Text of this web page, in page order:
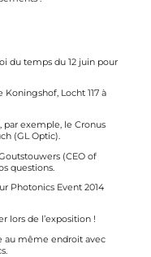
du temps du 12 juin pour
Locht 117 à
exemple, le Cronus
(GL Optic).
(CEO of
questions.
Photonics Event 2014
lors de l’exposition !
au même endroit avec